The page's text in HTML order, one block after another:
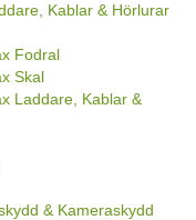
Kablar & Hörlurar
Fodral
Skal
Laddare, Kablar &
& Kameraskydd